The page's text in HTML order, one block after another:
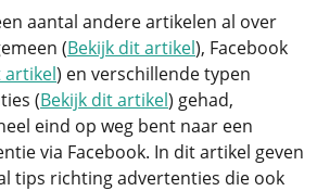
aantal andere artikelen al over
(Bekijk ditartikel), Facebook
artikel) en verschillende typen
(Bekijk dit artikel) gehad,
eind op weg bent naar een
via Facebook. In dit artikel geven
tips richting advertenties die ook